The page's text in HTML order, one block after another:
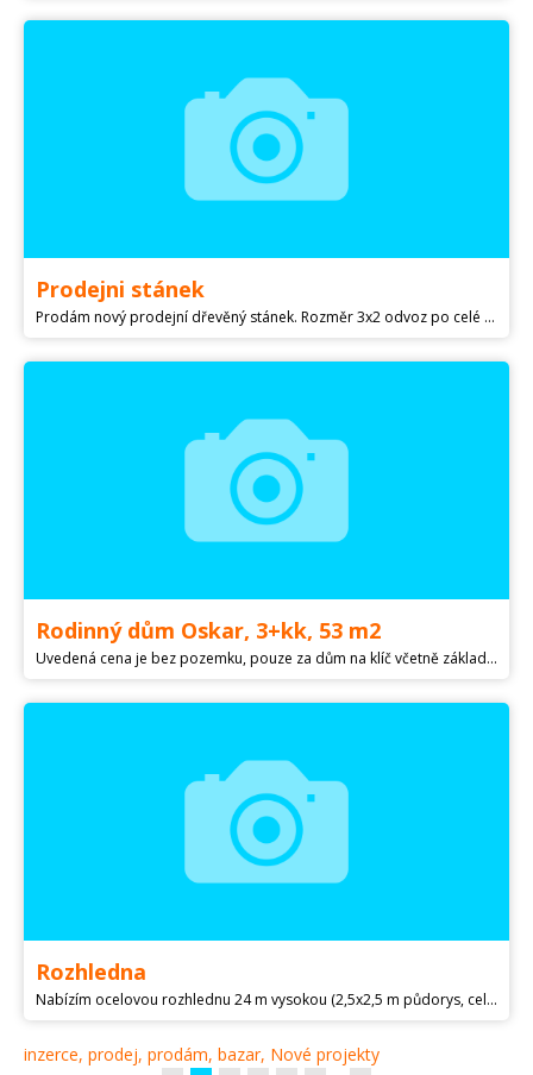
Prodejni stánek
Prodám nový prodejní dřevěný stánek. Rozměr 3x2 odvoz po celé ČR po dohodě zajistím. Vhodné na občerstvení, zmrzlinu, ovoce a zeleninu atd. Možné využít jako zahradní domek. Budka,chatka, chata,stánek, domek,domeček,pojizdna prodejna. Původní cena 60000kc
Rodinný dům Oskar, 3+kk, 53 m2
Uvedená cena je bez pozemku, pouze za dům na klíč včetně základové desky. Nabízíme k výstavbě nízkoenergetický rodinný dům na klíč, Oskar, 3+kk, s užitnou plochou 53 m2. Dům lze postavit na Vašem pozemku, popř. Vám můžeme pomoci pozemek v této lokalitě vyhledat. Rodinný dům je určen pro rovinatý popřípadě mírně svažitý terén. Domy nabízíme v provedení dřevostavby, Two by Four, tedy konstrukce přímo na stavbě, dále ve zděném provedení Porotherm, Ytong. Konečná cena domu dle výběru stavebního materiálu. Dále nabízíme možnost vyřízení stavebního povolení a kompletního financování domu, ale i pozemku dle Vašeho výběru. Úpravy v projektu jsou možné, např. dispoziční změny a další, nebo lze vybrat jiný dům z naší nabídky. Stavíme po celé ČR, bez navýšení cen za dopravu a ubytování dělníků.
Rozhledna
Nabízím ocelovou rozhlednu 24 m vysokou (2,5x2,5 m půdorys, celkem 6 sekcí , každá váží přibližně 3,5 t + část základové konstrukce cca 1,5 m na zabetonování ), masivní ocelovou konstrukcí v rozebraném stavu na jednotlivé sekce . Ocelová konstrukce je v perfektním stavu , s dobrou povrchovou ochranou , bez koroze . Vlastním k ní i kompletní projektovou dokumentaci . Přikládám foto konstrukce z doby , kdy stala , nyní rozebrána na jednotlivé sekce .
inzerce, prodej, prodám, bazar, Nové projekty